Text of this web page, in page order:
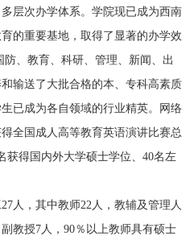
层次办学体系。学院现已成为西南
的重要基地，取得了显著的办学效
、教育、科研、管理、新闻、出
输送了大批合格的本、专科高素质
已成为各自领域的行业精英。网络
全国成人高等教育英语演讲比赛总
获得国内外大学硕士学位、40名左
人，其中教师22人，教辅及管理人
教授7人，90％以上教师具有硕士